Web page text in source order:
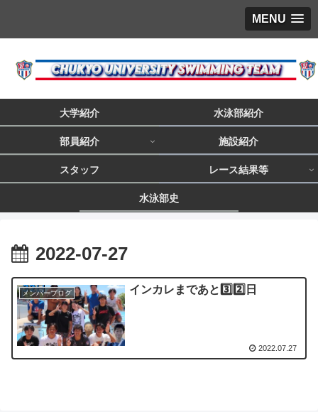
MENU
大学紹介 水泳部紹介
部員紹介 施設紹介
スタッフ レース結果等
水泳部史
2022-07-27
メンバーブログ インカレまであと3️⃣2️⃣日
2022.07.27